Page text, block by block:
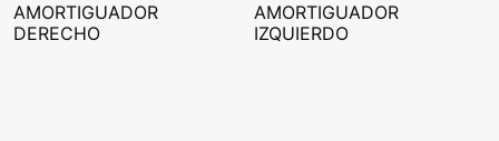
AMORTIGUADOR
DERECHO
AMORTIGUADOR
IZQUIERDO